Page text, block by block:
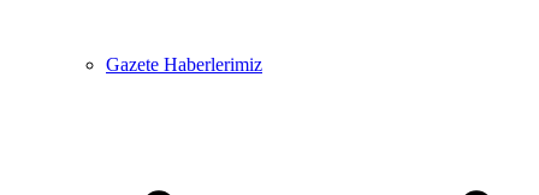
Gazete Haberlerimiz